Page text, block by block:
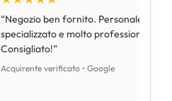
“Negozio ben fornito. Personale
specializzato e molto professionale.
Consigliato!”
Acquirente verificato • Google